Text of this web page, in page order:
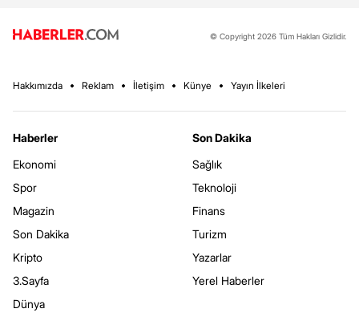
© Copyright 2026 Tüm Hakları Gizlidir.
Hakkımızda Reklam İletişim Künye Yayın İlkeleri
Haberler
Ekonomi
Spor
Magazin
Son Dakika
Kripto
3.Sayfa
Dünya
Son Dakika
Sağlık
Teknoloji
Finans
Turizm
Yazarlar
Yerel Haberler